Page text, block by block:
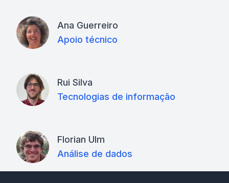
Ana Guerreiro
Apoio técnico
Rui Silva
Tecnologias de informação
Florian Ulm
Análise de dados